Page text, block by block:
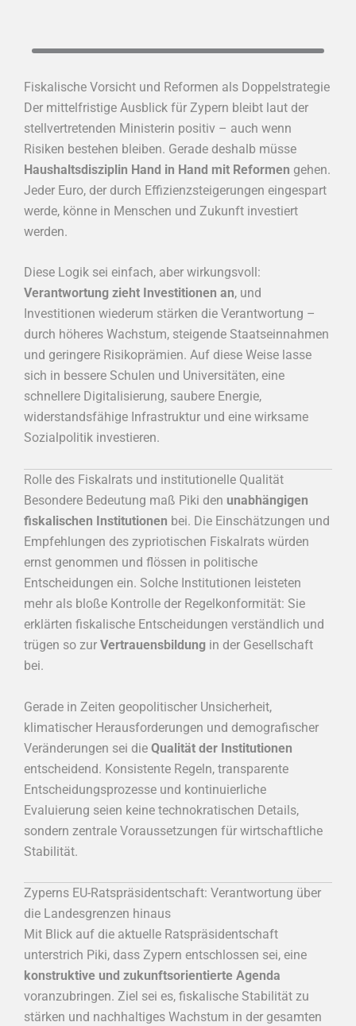
Fiskalische Vorsicht und Reformen als Doppelstrategie
Der mittelfristige Ausblick für Zypern bleibt laut der
stellvertretenden Ministerin positiv – auch wenn
Risiken bestehen bleiben. Gerade deshalb müsse
Haushaltsdisziplin Hand in Hand mit Reformen gehen.
Jeder Euro, der durch Effizienzsteigerungen eingespart
werde, könne in Menschen und Zukunft investiert
werden.
Diese Logik sei einfach, aber wirkungsvoll:
Verantwortung zieht Investitionen an, und
Investitionen wiederum stärken die Verantwortung –
durch höheres Wachstum, steigende Staatseinnahmen
und geringere Risikoprämien. Auf diese Weise lasse
sich in bessere Schulen und Universitäten, eine
schnellere Digitalisierung, saubere Energie,
widerstandsfähige Infrastruktur und eine wirksame
Sozialpolitik investieren.
Rolle des Fiskalrats und institutionelle Qualität
Besondere Bedeutung maß Piki den unabhängigen
fiskalischen Institutionen bei. Die Einschätzungen und
Empfehlungen des zypriotischen Fiskalrats würden
ernst genommen und flössen in politische
Entscheidungen ein. Solche Institutionen leisteten
mehr als bloße Kontrolle der Regelkonformität: Sie
erklärten fiskalische Entscheidungen verständlich und
trügen so zur Vertrauensbildung in der Gesellschaft
bei.
Gerade in Zeiten geopolitischer Unsicherheit,
klimatischer Herausforderungen und demografischer
Veränderungen sei die Qualität der Institutionen
entscheidend. Konsistente Regeln, transparente
Entscheidungsprozesse und kontinuierliche
Evaluierung seien keine technokratischen Details,
sondern zentrale Voraussetzungen für wirtschaftliche
Stabilität.
Zyperns EU-Ratspräsidentschaft: Verantwortung über
die Landesgrenzen hinaus
Mit Blick auf die aktuelle Ratspräsidentschaft
unterstrich Piki, dass Zypern entschlossen sei, eine
konstruktive und zukunftsorientierte Agenda
voranzubringen. Ziel sei es, fiskalische Stabilität zu
stärken und nachhaltiges Wachstum in der gesamten